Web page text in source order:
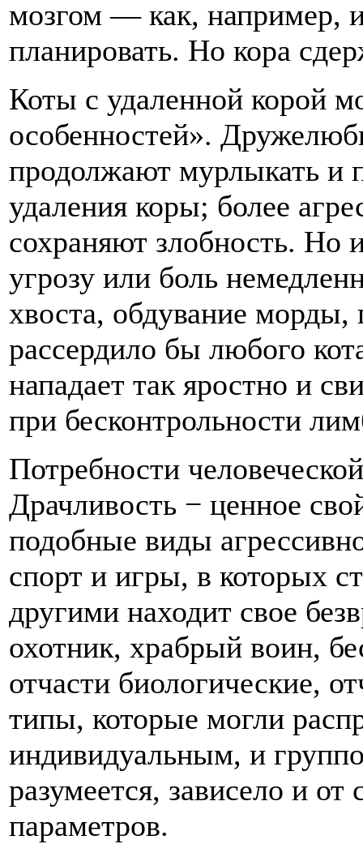
мозгом — как, например,
планировать. Но кора
Коты с удаленной корой
особенностей».
продолжают мурлыкать и
удаления коры; более
сохраняют злобность. Но
угрозу или боль
хвоста, обдувание морды,
рассердило бы любого
нападает так яростно и
при бесконтрольности
Потребности
Драчливость − ценное
подобные виды
спорт и игры, в которых
другими находит свое
охотник, храбрый воин,
отчасти биологические,
типы, которые могли
индивидуальным, и
разумеется, зависело и
параметров.